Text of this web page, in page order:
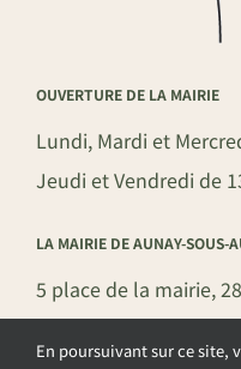
OUVERTURE DE LA MAIRIE
Lundi, Mardi et
Jeudi et Vendredi de
LA MAIRIE DE AUNAY-SOUS-
5 place de la mairie,
02 37 31 81 01
En poursuivant sur ce site,